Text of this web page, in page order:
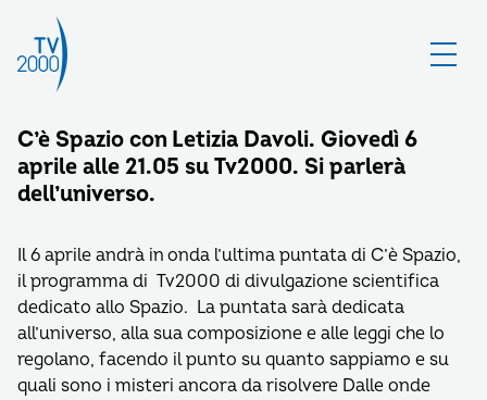
C’è Spazio con Letizia Davoli. Giovedì 6
aprile alle 21.05 su Tv2000. Si parlerà
dell’universo.
Il 6 aprile andrà in onda l’ultima puntata di C’è Spazio,
il programma di Tv2000 di divulgazione scientifica
dedicato allo Spazio. La puntata sarà dedicata
all’universo, alla sua composizione e alle leggi che lo
regolano, facendo il punto su quanto sappiamo e su
quali sono i misteri ancora da risolvere Dalle onde